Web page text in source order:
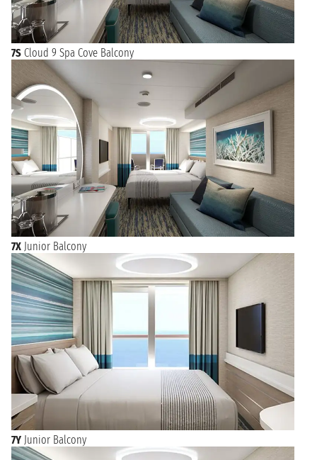
7S Cloud 9 Spa Cove Balcony
7X Junior Balcony
7Y Junior Balcony